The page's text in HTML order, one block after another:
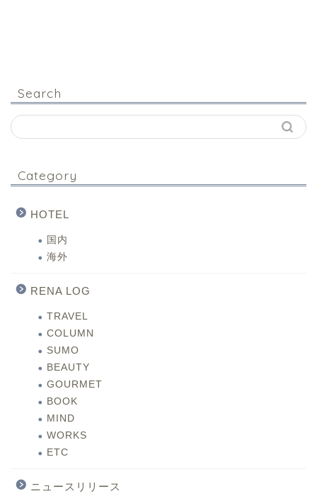
Search
Category
HOTEL
国内
海外
RENA LOG
TRAVEL
COLUMN
SUMO
BEAUTY
GOURMET
BOOK
MIND
WORKS
ETC
ニュースリリース